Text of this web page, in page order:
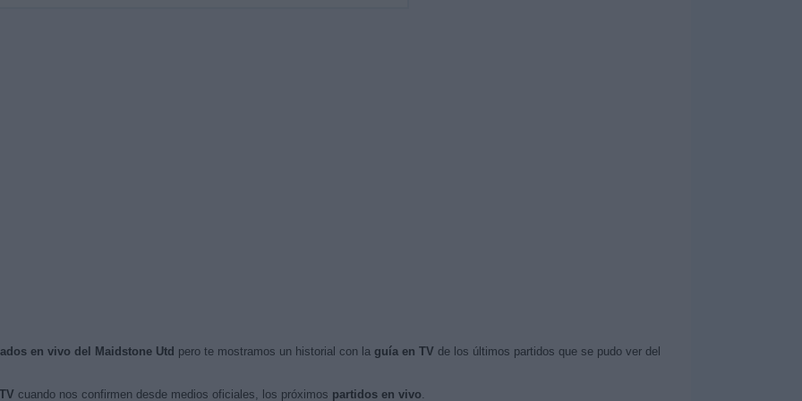
en vivo del Maidstone Utd pero te mostramos un historial con la guía en TV de los últimos partidos que se pudo ver del
cuando nos confirmen desde medios oficiales, los próximos partidos en vivo.